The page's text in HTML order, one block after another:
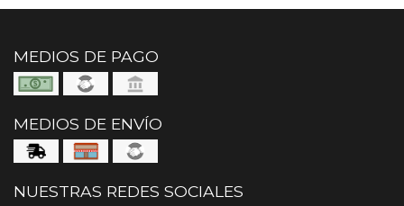
MEDIOS DE PAGO
MEDIOS DE ENVÍO
NUESTRAS REDES SOCIALES